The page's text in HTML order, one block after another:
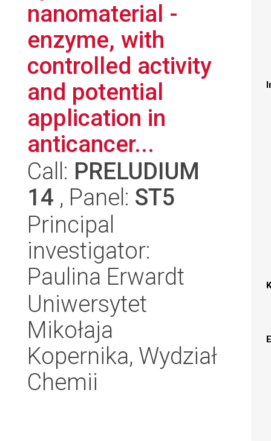
nanomaterial -
enzyme, with
controlled activity
and potential
application in
anticancer...
Call: PRELUDIUM
14 , Panel: ST5
Principal
investigator:
Paulina Erwardt
Uniwersytet
Mikołaja
Kopernika, Wydział
Chemii